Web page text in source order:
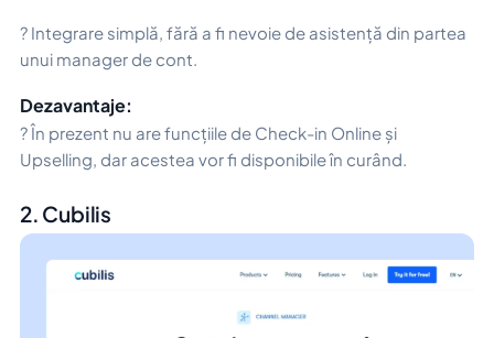
? Integrare simplă, fără a fi nevoie de asistență din partea
unui manager de cont.
Dezavantaje:
? În prezent nu are funcțiile de Check-in Online și
Upselling, dar acestea vor fi disponibile în curând.
2. Cubilis